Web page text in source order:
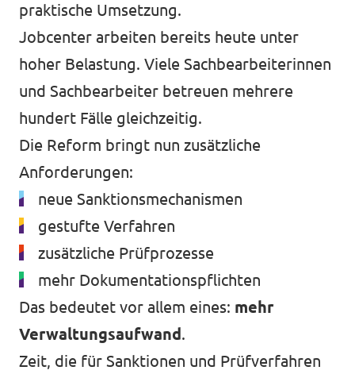
praktische Umsetzung.
Jobcenter arbeiten bereits heute unter
hoher Belastung. Viele Sachbearbeiterinnen
und Sachbearbeiter betreuen mehrere
hundert Fälle gleichzeitig.
Die Reform bringt nun zusätzliche
Anforderungen:
neue Sanktionsmechanismen
gestufte Verfahren
zusätzliche Prüfprozesse
mehr Dokumentationspflichten
Das bedeutet vor allem eines: mehr
Verwaltungsaufwand.
Zeit, die für Sanktionen und Prüfverfahren